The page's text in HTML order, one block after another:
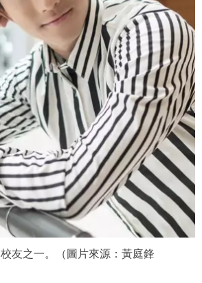
友之一。（圖片來源：黃庭鋒